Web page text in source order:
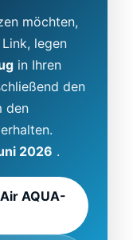
möchten,
legen
in Ihren
den
den
2026 .
AQUA-